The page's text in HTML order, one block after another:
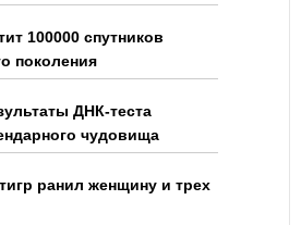
100000 спутников
поколения
ДНК-теста
чудовища
ранил женщину и трех